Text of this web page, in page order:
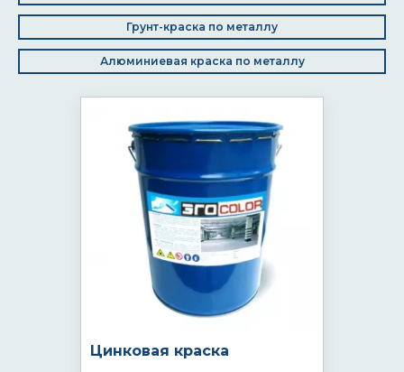
Грунт-краска по металлу
Алюминиевая краска по металлу
Цинковая краска